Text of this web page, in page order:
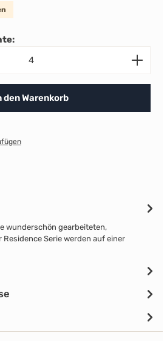
den gewünschten Wert ein
den Warenkorb
wunderschön gearbeiteten,
Serie werden auf einer